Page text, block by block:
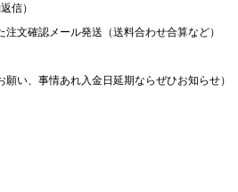
信）
文確認メール発送（送料合わせ合算など）
い、事情あれ入金日延期ならぜひお知らせ）